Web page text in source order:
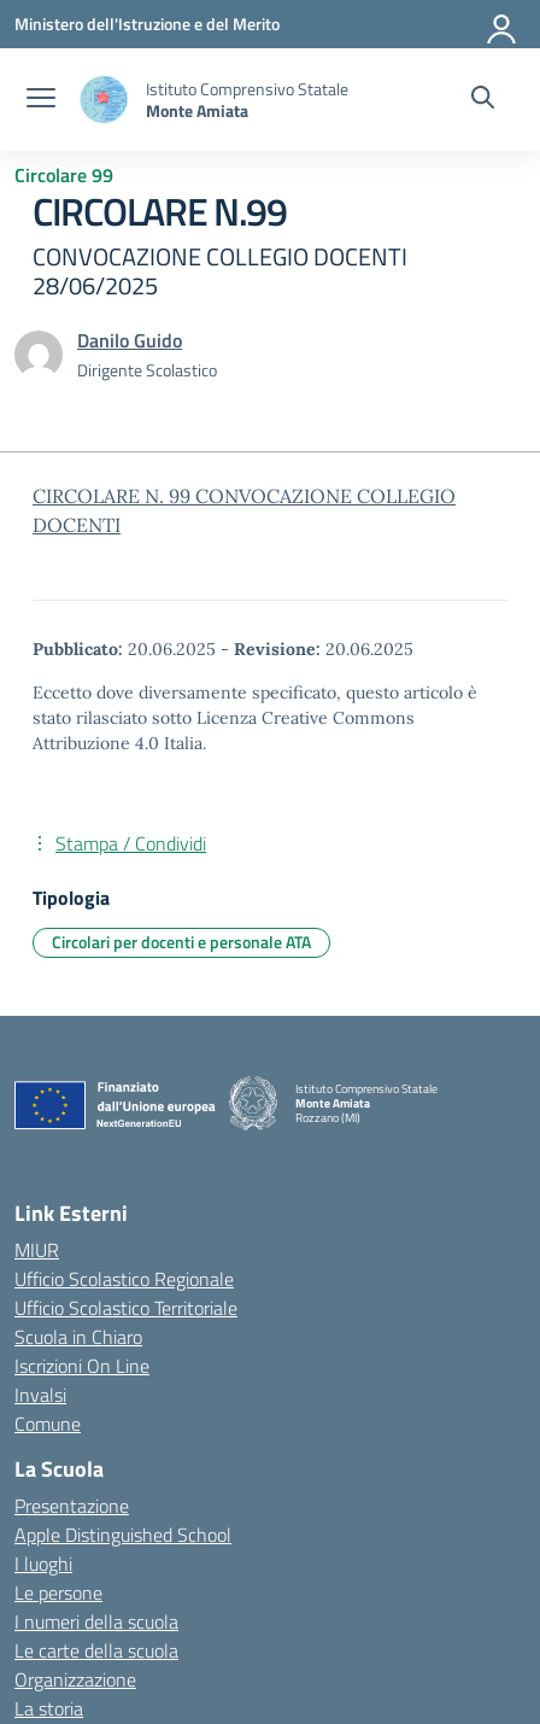
Vai ai contenuti
Vai al menu di navigazione
Vai al footer
Ministero dell'Istruzione e del Merito
Istituto Comprensivo Statale
Monte Amiata
Circolare 99
CIRCOLARE N.99
CONVOCAZIONE COLLEGIO DOCENTI
28/06/2025
Danilo Guido
Dirigente Scolastico
CIRCOLARE N. 99 CONVOCAZIONE COLLEGIO
DOCENTI
Pubblicato: 20.06.2025 - Revisione: 20.06.2025
Eccetto dove diversamente specificato, questo articolo è
stato rilasciato sotto Licenza Creative Commons
Attribuzione 4.0 Italia.
Stampa / Condividi
Tipologia
Circolari per docenti e personale ATA
Istituto Comprensivo Statale
Monte Amiata
Rozzano (MI)
Link Esterni
MIUR
Ufficio Scolastico Regionale
Ufficio Scolastico Territoriale
Scuola in Chiaro
Iscrizioni On Line
Invalsi
Comune
La Scuola
Presentazione
Apple Distinguished School
I luoghi
Le persone
I numeri della scuola
Le carte della scuola
Organizzazione
La storia